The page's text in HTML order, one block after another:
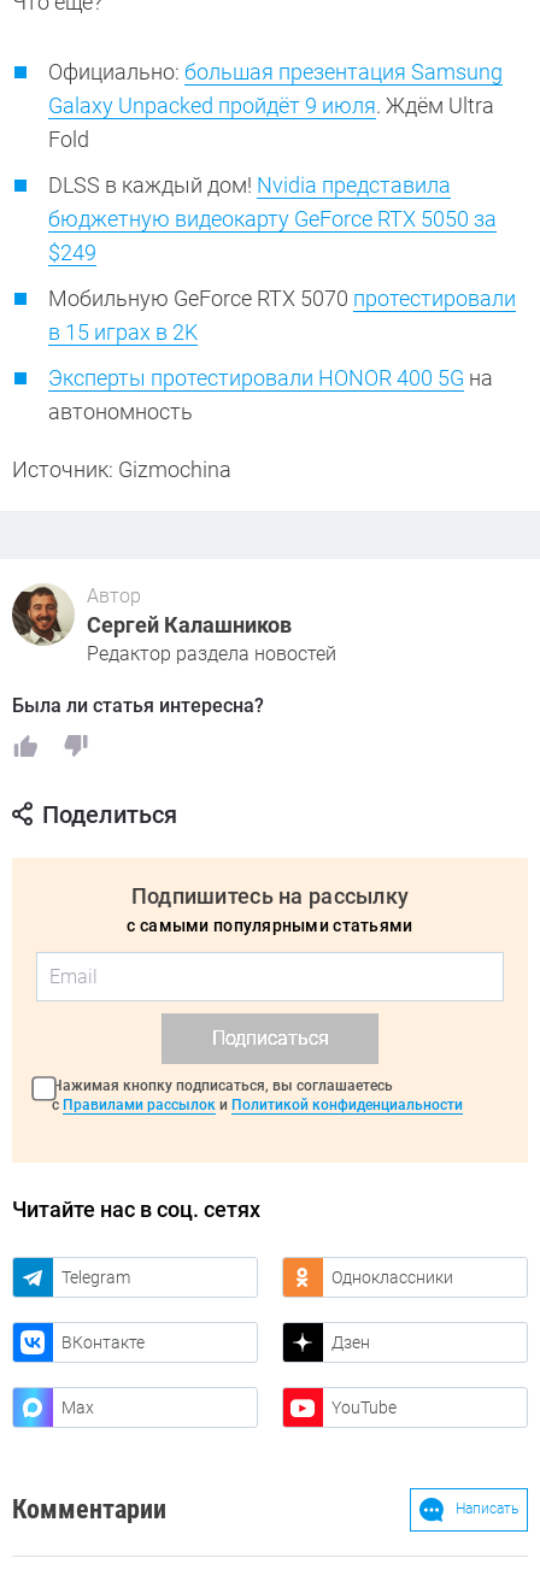
Официально: большая презентация Samsung
Galaxy Unpacked пройдёт 9 июля. Ждём Ultra
Fold
DLSS в каждый дом! Nvidia представила
бюджетную видеокарту GeForce RTX 5050 за
$249
Мобильную GeForce RTX 5070 протестировали
в 15 играх в 2K
Эксперты протестировали HONOR 400 5G на
автономность
Источник: Gizmochina
Автор
Сергей Калашников
Редактор раздела новостей
Была ли статья интересна?
Поделиться
Подпишитесь на рассылку
с самыми популярными статьями
Подписаться
Нажимая кнопку подписаться, вы соглашаетесь
с Правилами рассылок и Политикой конфиденциальности
Читайте нас в соц. сетях
Telegram Одноклассники
ВКонтакте Дзен
Max YouTube
Комментарии Написать